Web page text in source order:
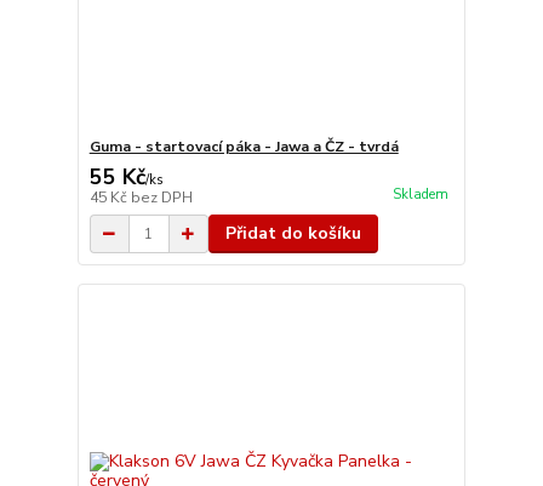
Guma - startovací páka - Jawa a ČZ - tvrdá
55 Kč/ks
45 Kč bez DPH Skladem
Přidat do košíku